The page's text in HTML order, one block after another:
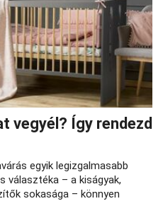
vegyél? Így rendezd
egyik legizgalmasabb
választéka – a kiságyak,
sokasága – könnyen